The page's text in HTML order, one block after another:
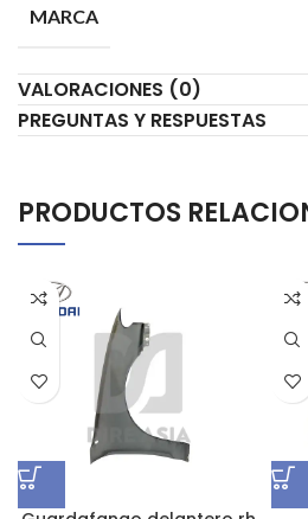
MARCA
VALORACIONES (0)
PREGUNTAS Y RESPUESTAS
PRODUCTOS